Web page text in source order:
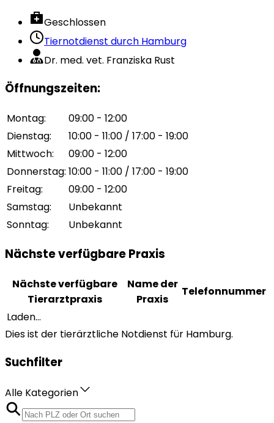
Geschlossen
Tiernotdienst durch Hamburg
Dr. med. vet. Franziska Rust
Öffnungszeiten:
Montag:
09:00 - 12:00
Dienstag:
10:00 - 11:00 / 17:00 - 19:00
Mittwoch:
09:00 - 12:00
Donnerstag: 10:00 - 11:00 / 17:00 - 19:00
Freitag:
09:00 - 12:00
Samstag:
Unbekannt
Sonntag: Unbekannt
Nächste verfügbare Praxis
Nächste verfügbare
Tierarztpraxis
Name der
Praxis
Telefonnummer
Laden...
Dies ist der tierärztliche Notdienst für Hamburg.
Suchfilter
Alle Kategorien